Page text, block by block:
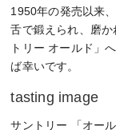
1950年の発売以来
舌で鍛えられ、磨
トリー オールド」
ば幸いです。
tasting image
サントリー 「オー